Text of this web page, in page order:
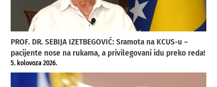
PROF. DR. SEBIJA IZETBEGOVIĆ: Sramota na KCUS-u –
pacijente nose na rukama, a privilegovani idu preko reda!
5. kolovoza 2026.